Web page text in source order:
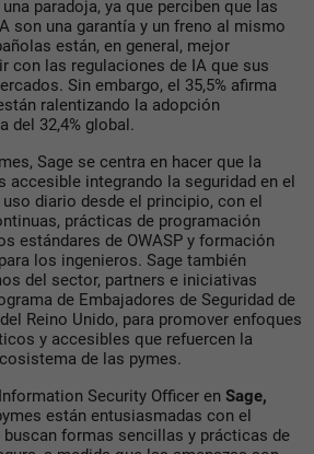
paradoja, ya que perciben que las
son una garantía y un freno al mismo
están, en general, mejor
con las regulaciones de IA que sus
Sin embargo, el 35,5% afirma
ralentizando la adopción
del 32,4% global.
Sage se centra en hacer que la
accesible integrando la seguridad en el
diario desde el principio, con el
prácticas de programación
estándares de OWASP y formación
los ingenieros. Sage también
del sector, partners e iniciativas
de Embajadores de Seguridad de
Reino Unido, para promover enfoques
y accesibles que refuercen la
de las pymes.
Security Officer en Sage,
están entusiasmadas con el
buscan formas sencillas y prácticas de